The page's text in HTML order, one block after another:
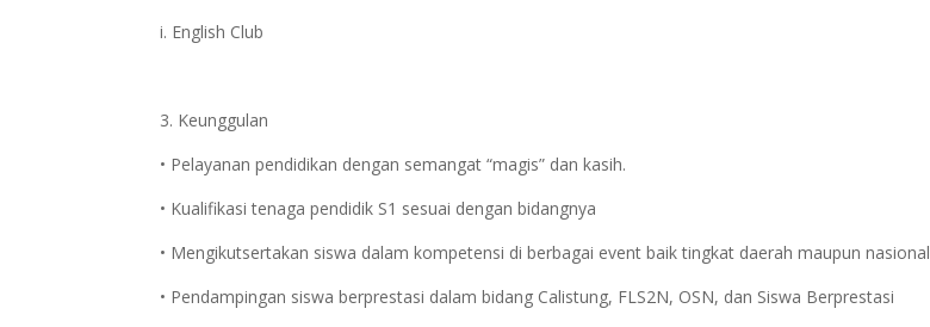
i. English Club
3. Keunggulan
• Pelayanan pendidikan dengan semangat “magis” dan kasih.
• Kualifikasi tenaga pendidik S1 sesuai dengan bidangnya
• Mengikutsertakan siswa dalam kompetensi di berbagai event baik tingkat daerah maupun nasional
• Pendampingan siswa berprestasi dalam bidang Calistung, FLS2N, OSN, dan Siswa Berprestasi